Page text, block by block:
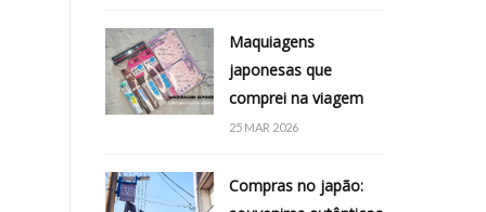
Maquiagens
japonesas que
comprei na viagem
25 MAR 2026
Compras no japão: